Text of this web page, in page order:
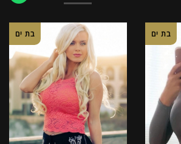
בת ים בת ים